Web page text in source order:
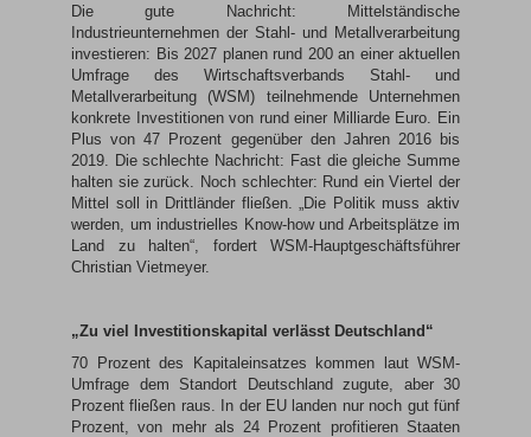
Die gute Nachricht: Mittelständische
Industrieunternehmen der Stahl- und Metallverarbeitung
investieren: Bis 2027 planen rund 200 an einer aktuellen
Umfrage des Wirtschaftsverbands Stahl- und
Metallverarbeitung (WSM) teilnehmende Unternehmen
konkrete Investitionen von rund einer Milliarde Euro. Ein
Plus von 47 Prozent gegenüber den Jahren 2016 bis
2019. Die schlechte Nachricht: Fast die gleiche Summe
halten sie zurück. Noch schlechter: Rund ein Viertel der
Mittel soll in Drittländer fließen. „Die Politik muss aktiv
werden, um industrielles Know-how und Arbeitsplätze im
Land zu halten“, fordert WSM-Hauptgeschäftsführer
Christian Vietmeyer.
„Zu viel Investitionskapital verlässt Deutschland“
70 Prozent des Kapitaleinsatzes kommen laut WSM-
Umfrage dem Standort Deutschland zugute, aber 30
Prozent fließen raus. In der EU landen nur noch gut fünf
Prozent, von mehr als 24 Prozent profitieren Staaten